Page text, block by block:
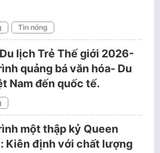
Tin nóng
lịch Trẻ Thế giới 2026-
quảng bá văn hóa- Du
Nam đến quốc tế.
một thập kỷ Queen
Kiên định với chất lượng